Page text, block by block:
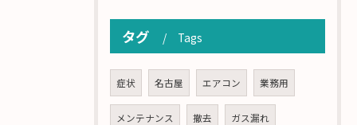
タグ Tags
症状 名古屋 エアコン 業務用
メンテナンス 撤去 ガス漏れ